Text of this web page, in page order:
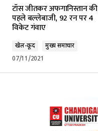
टॉस जीतकर अफगानिस्तान की
पहले बल्लेबाजी, 92 रन पर 4
विकेट गंवाए
खेल-कूद
मुख्य समाचार
07/11/2021